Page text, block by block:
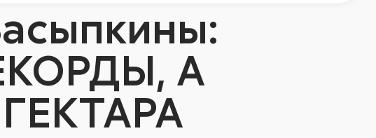
А